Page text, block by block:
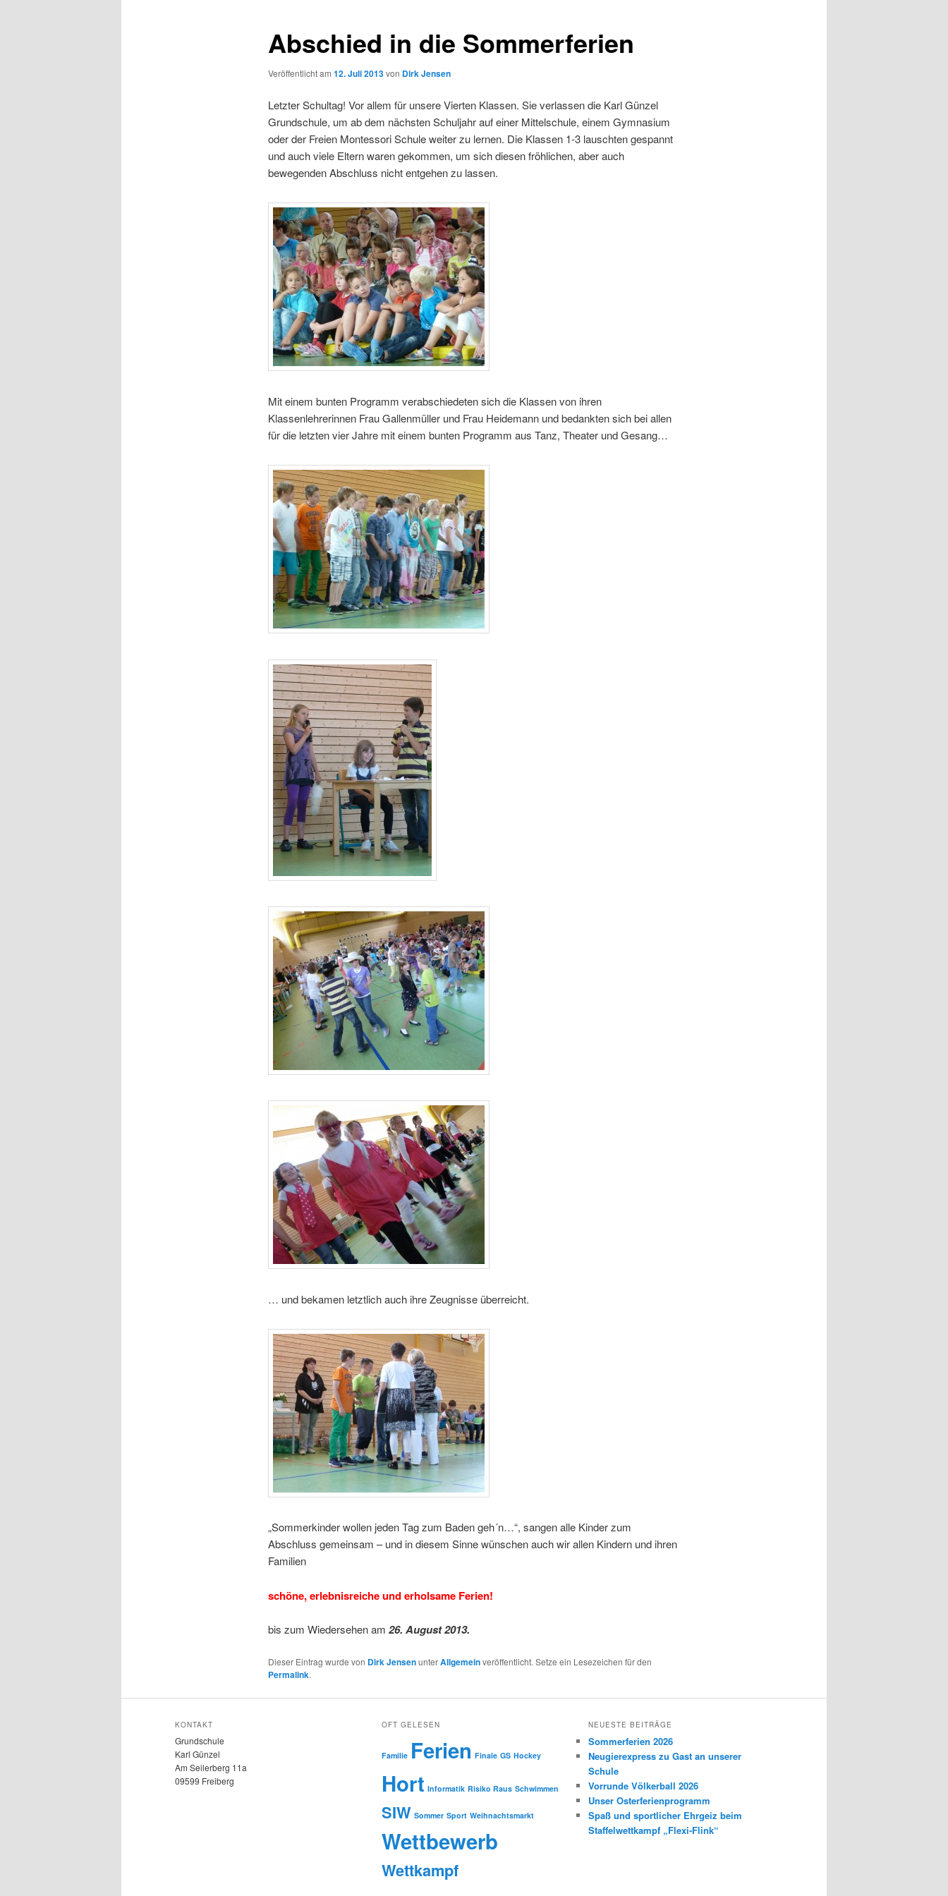
Abschied in die Sommerferien
Veröffentlicht am 12. Juli 2013von Dirk Jensen
Letzter Schultag! Vor allem für unsere Vierten Klassen. Sie verlassen die Karl Günzel
Grundschule, um ab dem nächsten Schuljahr auf einer Mittelschule, einem Gymnasium
oder der Freien Montessori Schule weiter zu lernen. Die Klassen 1-3 lauschten gespannt
und auch viele Eltern waren gekommen, um sich diesen fröhlichen, aber auch
bewegenden Abschluss nicht entgehen zu lassen.
Mit einem bunten Programm verabschiedeten sich die Klassen von ihren
Klassenlehrerinnen Frau Gallenmüller und Frau Heidemann und bedankten sich bei allen
für die letzten vier Jahre mit einem bunten Programm aus Tanz, Theater und Gesang…
… und bekamen letztlich auch ihre Zeugnisse überreicht.
„Sommerkinder wollen jeden Tag zum Baden geh´n…“, sangen alle Kinder zum
Abschluss gemeinsam – und in diesem Sinne wünschen auch wir allen Kindern und ihren
Familien
schöne, erlebnisreiche und erholsame Ferien!
bis zum Wiedersehen am 26. August 2013.
Dieser Eintrag wurde von Dirk JensenunterAllgemeinveröffentlicht. Setze ein Lesezeichen für den
Permalink.
KONTAKT
Grundschule
Karl Günzel
Am Seilerberg 11a
09599 Freiberg
OFT GELESEN
Familie Ferien Finale GS Hockey
Hort Informatik Risiko Raus Schwimmen
SIW Sommer Sport Weihnachtsmarkt
Wettbewerb
Wettkampf
NEUESTE BEITRÄGE
Sommerferien 2026
Neugierexpress zu Gast an unserer
Schule
Vorrunde Völkerball 2026
Unser Osterferienprogramm
Spaß und sportlicher Ehrgeiz beim
Staffelwettkampf „Flexi-Flink“